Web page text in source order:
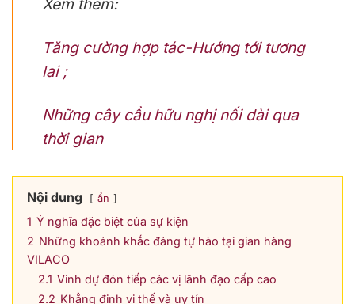
Xem thêm:
Tăng cường hợp tác-Hướng tới tương
lai ;
Những cây cầu hữu nghị nối dài qua
thời gian
Nội dung ẩn
1 Ý nghĩa đặc biệt của sự kiện
2 Những khoảnh khắc đáng tự hào tại gian hàng
VILACO
2.1 Vinh dự đón tiếp các vị lãnh đạo cấp cao
2.2 Khẳng định vị thế và uy tín